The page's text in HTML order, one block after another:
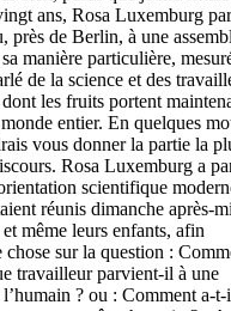
ans, Rosa Luxemburg
près de Berlin, à une
manière particulière,
de la science et des
les fruits portent
entier. En quelques
vous donner la partie la
Rosa Luxemburg a
scientifique
réunis dimanche après-
même leurs enfants, afin
chose sur la question :
travailleur parvient-il à une
? ou : Comment a-t-